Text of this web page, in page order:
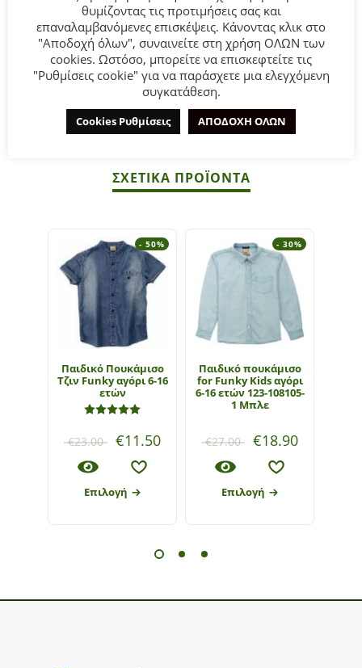
σε μπλε ριγέ χρώμα.
Σύνθεση:80% βαμβάκι 20% πολυεστέρας.
Πλένεται στο πλυντήριο στους 30°C.
ΣΧΕΤΙΚΆ ΠΡΟΪΌΝΤΑ
- 50%
Παιδικό Πουκάμισο
Τζιν Funky αγόρι 6-16
ετών
5.00από 5
€23.00 €11.50
Επιλογή
- 30%
Παιδικό πουκάμισο
for Funky Kids αγόρι
6-16 ετών 123-108105-
1 Μπλε
€27.00 €18.90
Επιλογή
θυμίζοντας τις προτιμήσεις σας και
επαναλαμβανόμενες επισκέψεις. Κάνοντας κλικ στο
"Αποδοχή όλων", συναινείτε στη χρήση ΟΛΩΝ των
cookies. Ωστόσο, μπορείτε να επισκεφτείτε τις
"Ρυθμίσεις cookie" για να παράσχετε μια ελεγχόμενη
συγκατάθεση.
Cookies Ρυθμίσεις ΑΠΟΔΟΧΗ ΟΛΩΝ